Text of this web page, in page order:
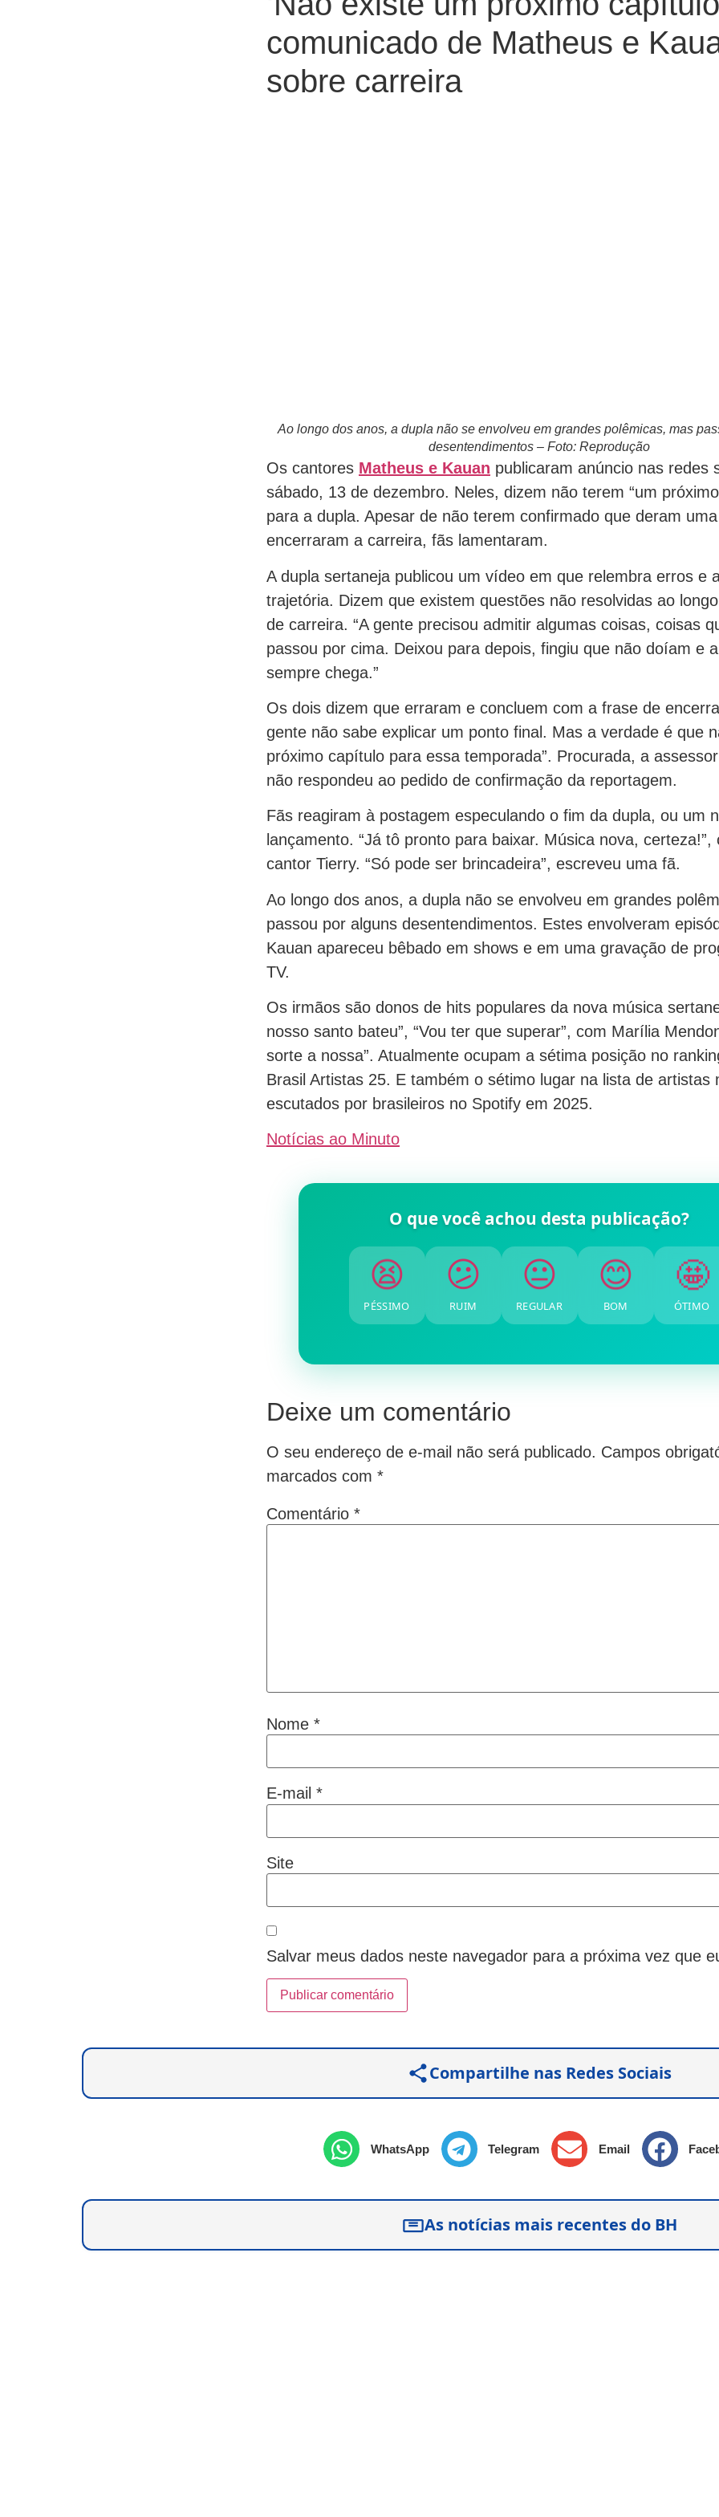
comunicado de Matheus e
sobre carreira
Ao longo dos anos, a dupla não se envolveu em grandes polêmicas, mas
desentendimentos – Foto: Reprodução
Os cantores Matheus e Kauan publicaram anúncio nas redes
sábado, 13 de dezembro. Neles, dizem não terem “um
para a dupla. Apesar de não terem confirmado que deram
encerraram a carreira, fãs lamentaram.
A dupla sertaneja publicou um vídeo em que relembra erros e
trajetória. Dizem que existem questões não resolvidas ao
de carreira. “A gente precisou admitir algumas coisas, coisas
passou por cima. Deixou para depois, fingiu que não doíam e
sempre chega.”
Os dois dizem que erraram e concluem com a frase de
gente não sabe explicar um ponto final. Mas a verdade é que
próximo capítulo para essa temporada”. Procurada, a
não respondeu ao pedido de confirmação da reportagem.
Fãs reagiram à postagem especulando o fim da dupla, ou um
lançamento. “Já tô pronto para baixar. Música nova, certeza!”,
cantor Tierry. “Só pode ser brincadeira”, escreveu uma fã.
Ao longo dos anos, a dupla não se envolveu em grandes
passou por alguns desentendimentos. Estes envolveram
Kauan apareceu bêbado em shows e em uma gravação de
TV.
Os irmãos são donos de hits populares da nova música
nosso santo bateu”, “Vou ter que superar”, com Marília
sorte a nossa”. Atualmente ocupam a sétima posição no
Brasil Artistas 25. E também o sétimo lugar na lista de artistas
escutados por brasileiros no Spotify em 2025.
Notícias ao Minuto
O que você achou desta publicação?
😫
PÉSSIMO
😕
RUIM
😐
REGULAR
😊
BOM
🤩
ÓTIMO
Deixe um comentário
O seu endereço de e-mail não será publicado. Campos
marcados com *
Comentário *
Nome *
E-mail *
Site
Salvar meus dados neste navegador para a próxima vez que
Compartilhe nas Redes Sociais
WhatsApp Telegram Email
As notícias mais recentes do BH